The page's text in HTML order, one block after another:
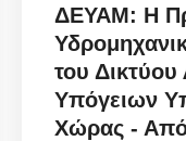
ΔΕΥΑΜ: Η
του
Υπόγειων
Χώρας -
Mykonos
07/08/2026: